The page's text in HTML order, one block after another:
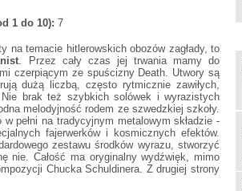
1 do 10): 7
na temacie hitlerowskich obozów zagłady, to
. Przez cały czas jej trwania mamy do
czerpiącym ze spuścizny Death. Utwory są
dużą liczbą, często rytmicznie zawiłych,
brak też szybkich solówek i wyrazistych
melodyjność rodem ze szwedzkiej szkoły.
pełni na tradycyjnym metalowym składzie -
fajerwerków i kosmicznych efektów.
zestawu środków wyrazu, stworzyć
nie. Całość ma oryginalny wydźwięk, mimo
Chucka Schuldinera. Z drugiej strony